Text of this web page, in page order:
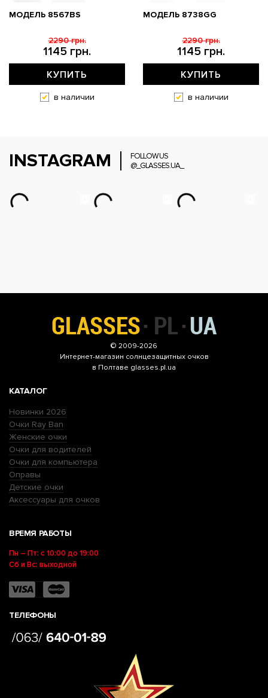
МОДЕЛЬ 8567BS
1145 грн.
2290 грн.
КУПИТЬ
в наличии
МОДЕЛЬ 8738GG
1145 грн.
2290 грн.
КУПИТЬ
в наличии
INSTAGRAM
FOLLOW US
@_GLASSES.UA_
© 2009-2026
Интернет-магазин солнцезащитных очков
в Полтаве glasses.pl.ua
КАТАЛОГ
Новинки 2026
Очки Ray Ban
Женские очки
Очки для водителей
Очки для компьютера
Оправы
Детские очки
Аксессуары для очков
ВРЕМЯ РАБОТЫ
Пн – Пт: с 10:00 до 19:00
Сб и Вс: выходной
ТЕЛЕФОНЫ